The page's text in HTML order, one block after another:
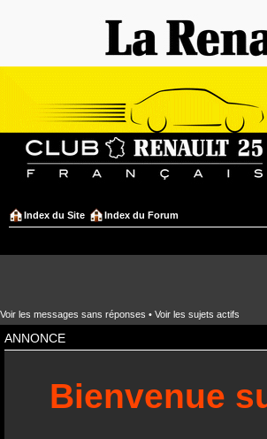
Index du Site Index du Forum
Voir les messages sans réponses • Voir les sujets actifs
ANNONCE
Bienvenue